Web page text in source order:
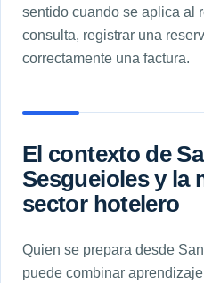
sentido cuando se aplica al
consulta, registrar una
correctamente una factura.
El contexto de
Sesgueioles y la
sector hotelero
Quien se prepara desde
puede combinar